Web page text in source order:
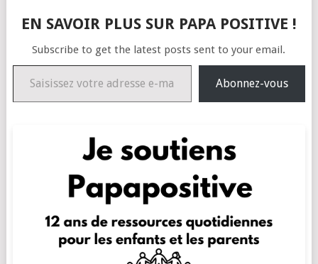
EN SAVOIR PLUS SUR PAPA POSITIVE !
Subscribe to get the latest posts sent to your email.
Saisissez votre adresse e-mail…
Abonnez-vous